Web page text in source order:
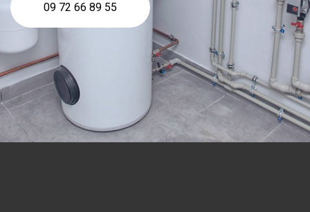
09 72 66 89 55